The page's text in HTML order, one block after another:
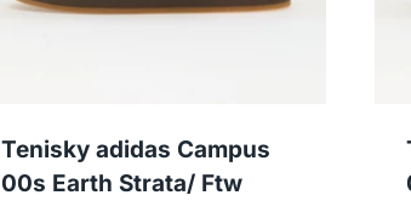
Tenisky adidas Campus
00s Earth Strata/ Ftw